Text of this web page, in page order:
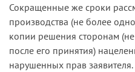
Сокращенные же сроки
производства (не более
копии решения сторонам
после его принятия)
нарушенных прав заявителя.